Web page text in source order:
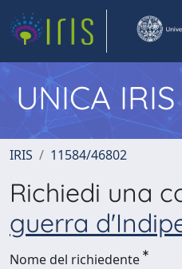
UNICA IRIS
IRIS 11584/46802
Richiedi una
guerra
Nome del richiedente